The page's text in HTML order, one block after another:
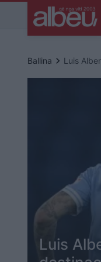
Ballina keyboard_arrow_right Luis
Luis